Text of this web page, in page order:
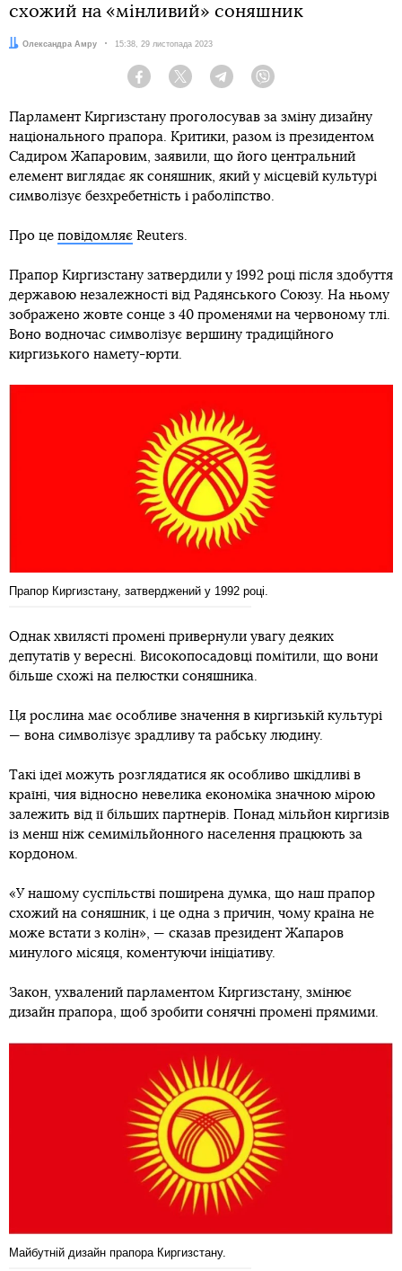
схожий на «мінливий» соняшник
Автор:
Олександра Амру Дата:
15:38, 29 листопада 2023
Facebook Twitter Telegram
Парламент Киргизстану проголосував за зміну дизайну
національного прапора. Критики, разом із президентом
Садиром Жапаровим, заявили, що його центральний
елемент виглядає як соняшник, який у місцевій культурі
символізує безхребетність і раболіпство.
Про це повідомляє Reuters.
Прапор Киргизстану затвердили у 1992 році після здобуття
державою незалежності від Радянського Союзу. На ньому
зображено жовте сонце з 40 променями на червоному тлі.
Воно водночас символізує вершину традиційного
киргизького намету-юрти.
Прапор Киргизстану, затверджений у 1992 році.
Однак хвилясті промені привернули увагу деяких
депутатів у вересні. Високопосадовці помітили, що вони
більше схожі на пелюстки соняшника.
Ця рослина має особливе значення в киргизькій культурі
— вона символізує зрадливу ​​та рабську людину.
Такі ідеї можуть розглядатися як особливо шкідливі в
країні, чия відносно невелика економіка значною мірою
залежить від її більших партнерів. Понад мільйон киргизів
із менш ніж семимільйонного населення працюють за
кордоном.
«У нашому суспільстві поширена думка, що наш прапор
схожий на соняшник, і це одна з причин, чому країна не
може встати з колін», — сказав президент Жапаров
минулого місяця, коментуючи ініціативу.
Закон, ухвалений парламентом Киргизстану, змінює
дизайн прапора, щоб зробити сонячні промені прямими.
Майбутній дизайн прапора Киргизстану.